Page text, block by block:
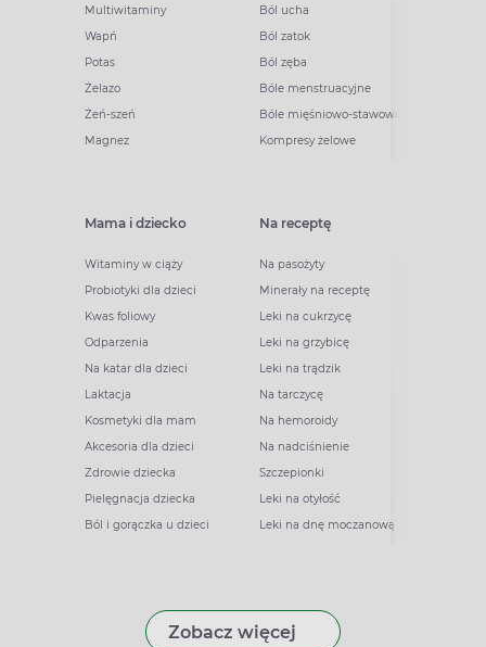
Multiwitaminy
Wapń
Potas
Żelazo
Żeń-szeń
Magnez
Ból ucha
Ból zatok
Ból zęba
Bóle menstruacyjne
Bóle mięśniowo-stawowe
Kompresy żelowe
Mama i dziecko
Witaminy w ciąży
Probiotyki dla dzieci
Kwas foliowy
Odparzenia
Na katar dla dzieci
Laktacja
Kosmetyki dla mam
Akcesoria dla dzieci
Zdrowie dziecka
Pielęgnacja dziecka
Ból i gorączka u dzieci
Na receptę
Na pasożyty
Minerały na receptę
Leki na cukrzycę
Leki na grzybicę
Leki na trądzik
Na tarczycę
Na hemoroidy
Na nadciśnienie
Szczepionki
Leki na otyłość
Leki na dnę moczanową
Zobacz więcej